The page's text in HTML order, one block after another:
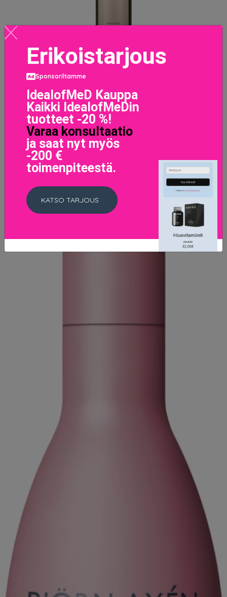
Silver Shampoo For Blonde Hair Silver shampoo for
blonde Hair
20 EUR
LISÄTIETOJA
Erikoistarjous
Sponsoriltamme
IdealofMeD Kauppa
Kaikki IdealofMeDin
tuotteet -20 %!
Varaa konsultaatio
ja saat nyt myös
-200 €
toimenpiteestä.
KATSO TARJOUS